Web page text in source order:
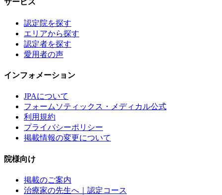
サービス
認定院を探す
エリアから探す
認定者を探す
愛用者の声
インフォメーション
JPAについて
フォームソティックス・メディカル公式
利用規約
プライバシーポリシー
掲載情報の変更について
院様向け
掲載のご案内
治療家の先生へ｜認定コース